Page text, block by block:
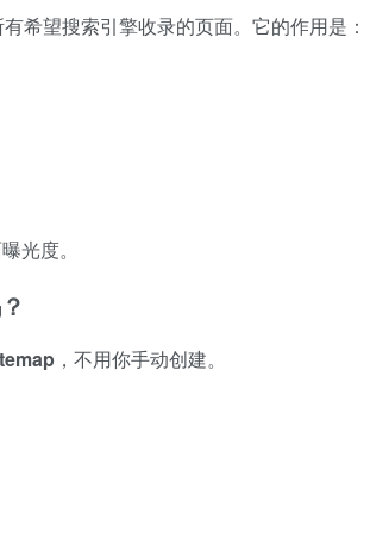
希望搜索引擎收录的页面。它的作用是：
光度。
，不用你手动创建。